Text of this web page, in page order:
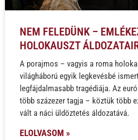
NEM FELEDÜNK –
HOLOKAUSZT
A porajmos – vagyis a roma
világháború egyik legkevésbé
legfájdalmasabb tragédiája. Az
több százezer tagja – köztük több
vált a náci üldöztetés áldozatává.
ELOLVASOM »